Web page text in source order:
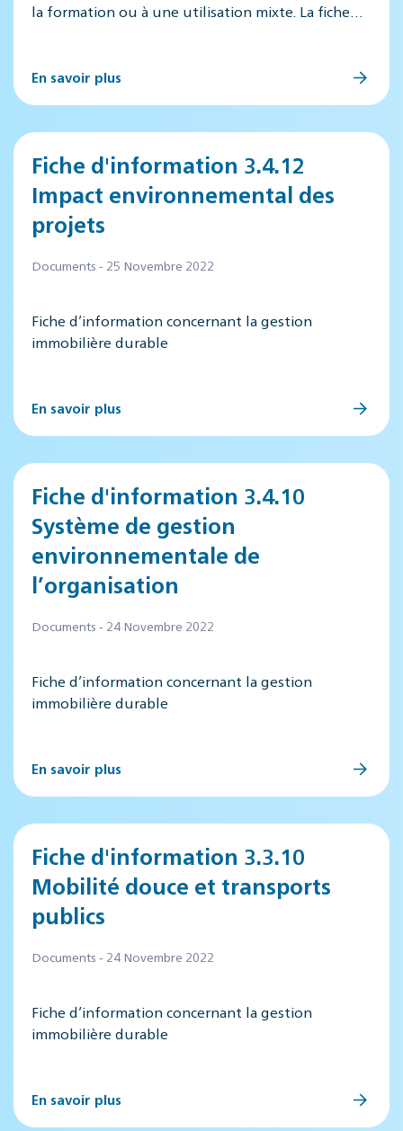
la formation ou à une utilisation mixte. La fiche…
En savoir plus
Fiche d'information 3.4.12
Impact environnemental des
projets
Documents - 25 Novembre 2022
Fiche d’information concernant la gestion
immobilière durable
En savoir plus
Fiche d'information 3.4.10
Système de gestion
environnementale de
l’organisation
Documents - 24 Novembre 2022
Fiche d’information concernant la gestion
immobilière durable
En savoir plus
Fiche d'information 3.3.10
Mobilité douce et transports
publics
Documents - 24 Novembre 2022
Fiche d’information concernant la gestion
immobilière durable
En savoir plus